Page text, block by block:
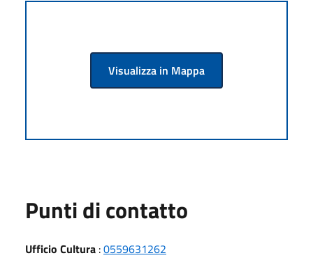
Visualizza in Mappa
Punti di contatto
Ufficio Cultura :0559631262